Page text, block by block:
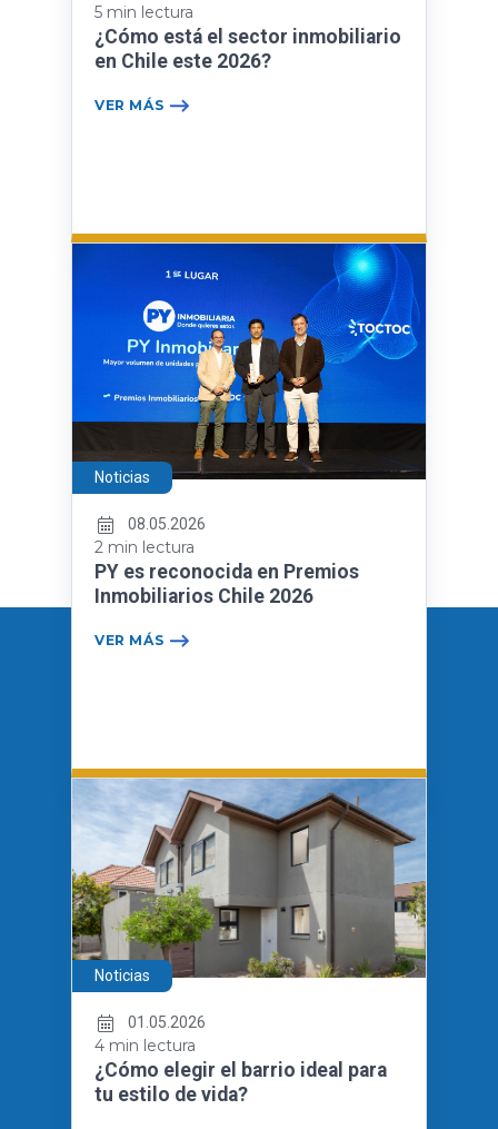
5 min lectura
¿Cómo está el sector inmobiliario
en Chile este 2026?
VER MÁS
Noticias
08.05.2026
2 min lectura
PY es reconocida en Premios
Inmobiliarios Chile 2026
VER MÁS
Noticias
01.05.2026
4 min lectura
¿Cómo elegir el barrio ideal para
tu estilo de vida?